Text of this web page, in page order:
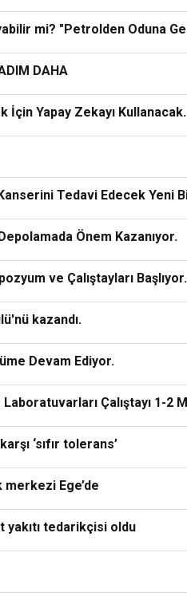
mi? "Petrolden Oduna
DAHA
Yapay Zekayı Kullanacak.
Tedavi Edecek Yeni
Önem Kazanıyor.
ve Çalıştayları Başlıyor.
kazandı.
Devam Ediyor.
Çalıştayı 1-2
‘sıfır tolerans’
Ege’de
yakıtı tedarikçisi oldu